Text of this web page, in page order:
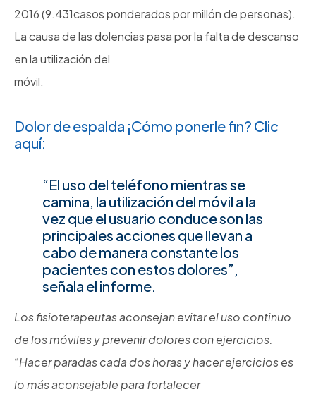
2016 (9.431casos ponderados por millón de personas).
La causa de las dolencias pasa por la falta de descanso
en la utilización del
móvil.
Dolor de espalda ¡Cómo ponerle fin? Clic
aquí:
“El uso del teléfono mientras se
camina, la utilización del móvil a la
vez que el usuario conduce son las
principales acciones que llevan a
cabo de manera constante los
pacientes con estos dolores”,
señala el informe.
Los fisioterapeutas aconsejan evitar el uso continuo
de los móviles y prevenir dolores con ejercicios.
“Hacer paradas cada dos horas y hacer ejercicios es
lo más aconsejable para fortalecer